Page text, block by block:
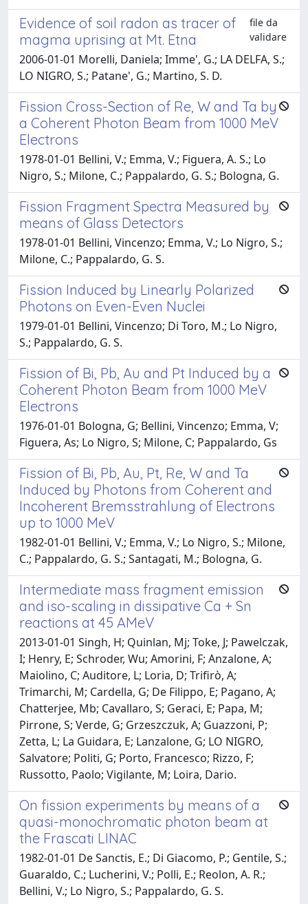
Evidence of soil radon as tracer of
magma uprising at Mt. Etna
file da
validare
2006-01-01 Morelli, Daniela; Imme', G.; LA DELFA, S.;
LO NIGRO, S.; Patane', G.; Martino, S. D.
Fission Cross-Section of Re, W and Ta by
a Coherent Photon Beam from 1000 MeV
Electrons
1978-01-01 Bellini, V.; Emma, V.; Figuera, A. S.; Lo
Nigro, S.; Milone, C.; Pappalardo, G. S.; Bologna, G.
Fission Fragment Spectra Measured by
means of Glass Detectors
1978-01-01 Bellini, Vincenzo; Emma, V.; Lo Nigro, S.;
Milone, C.; Pappalardo, G. S.
Fission Induced by Linearly Polarized
Photons on Even-Even Nuclei
1979-01-01 Bellini, Vincenzo; Di Toro, M.; Lo Nigro,
S.; Pappalardo, G. S.
Fission of Bi, Pb, Au and Pt Induced by a
Coherent Photon Beam from 1000 MeV
Electrons
1976-01-01 Bologna, G; Bellini, Vincenzo; Emma, V;
Figuera, As; Lo Nigro, S; Milone, C; Pappalardo, Gs
Fission of Bi, Pb, Au, Pt, Re, W and Ta
Induced by Photons from Coherent and
Incoherent Bremsstrahlung of Electrons
up to 1000 MeV
1982-01-01 Bellini, V.; Emma, V.; Lo Nigro, S.; Milone,
C.; Pappalardo, G. S.; Santagati, M.; Bologna, G.
Intermediate mass fragment emission
and iso-scaling in dissipative Ca + Sn
reactions at 45 AMeV
2013-01-01 Singh, H; Quinlan, Mj; Toke, J; Pawelczak,
I; Henry, E; Schroder, Wu; Amorini, F; Anzalone, A;
Maiolino, C; Auditore, L; Loria, D; Trifirò, A;
Trimarchi, M; Cardella, G; De Filippo, E; Pagano, A;
Chatterjee, Mb; Cavallaro, S; Geraci, E; Papa, M;
Pirrone, S; Verde, G; Grzeszczuk, A; Guazzoni, P;
Zetta, L; La Guidara, E; Lanzalone, G; LO NIGRO,
Salvatore; Politi, G; Porto, Francesco; Rizzo, F;
Russotto, Paolo; Vigilante, M; Loira, Dario.
On fission experiments by means of a
quasi-monochromatic photon beam at
the Frascati LINAC
1982-01-01 De Sanctis, E.; Di Giacomo, P.; Gentile, S.;
Guaraldo, C.; Lucherini, V.; Polli, E.; Reolon, A. R.;
Bellini, V.; Lo Nigro, S.; Pappalardo, G. S.